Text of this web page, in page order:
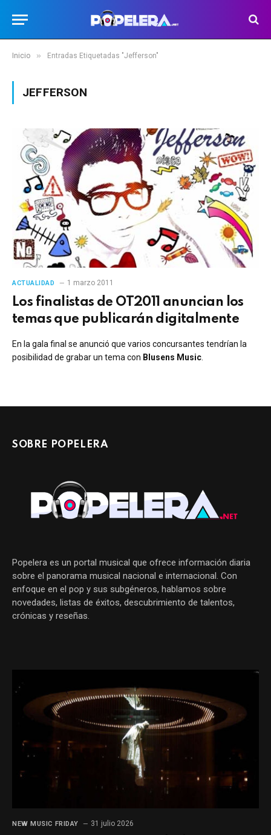
Inicio » Entradas Etiquetadas "Jefferson"
JEFFERSON
ACTUALIDAD 1 marzo 2011
Los finalistas de OT2011 anuncian los
temas que publicarán digitalmente
En la gala final se anunció que varios concursantes tendrían la
posibilidad de grabar un tema con Blusens Music
SOBRE POPELERA
Popelera es un portal musical que ofrece información diaria
sobre el panorama musical nacional e internacional. Con
enfoque en el pop y sus subgéneros, hablamos sobre
novedades, listas de éxitos, descubrimiento de talentos,
crónicas y reseñas.
NEW MUSIC FRIDAY 31 julio 2026